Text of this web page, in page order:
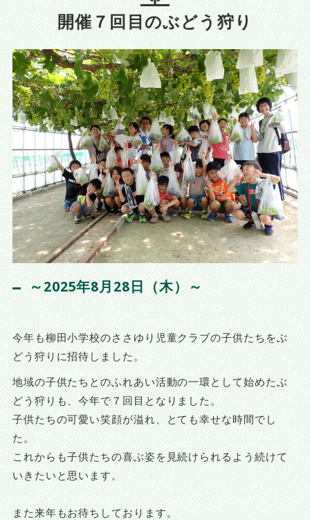
開催７回目のぶどう狩り
～2025年8月28日（木）～
今年も柳田小学校のささゆり児童クラブの子供たちをぶ
どう狩りに招待しました。
地域の子供たちとのふれあい活動の一環として始めたぶ
どう狩りも、今年で７回目となりました。
子供たちの可愛い笑顔が溢れ、とても幸せな時間でし
た。
これからも子供たちの喜ぶ姿を見続けられるよう続けて
いきたいと思います。
また来年もお待ちしております。